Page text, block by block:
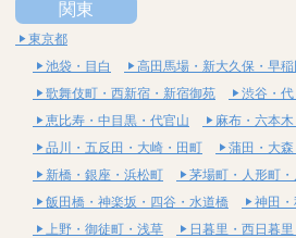
関東
東京都
池袋・目白
高田馬場・新大久保・早稲
歌舞伎町・西新宿・新宿御苑
渋谷・
恵比寿・中目黒・代官山
麻布・六本
品川・五反田・大崎・田町
蒲田・大
新橋・銀座・浜松町
茅場町・人形町・
飯田橋・神楽坂・四谷・水道橋
神田
上野・御徒町・浅草
日暮里・西日暮